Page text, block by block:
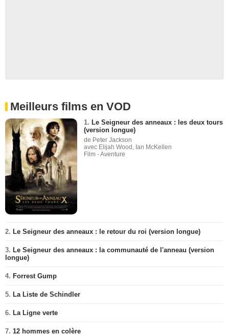
Meilleurs films en VOD
1. Le Seigneur des anneaux : les deux tours
(version longue)
de Peter Jackson
avec Elijah Wood, Ian McKellen
Film - Aventure
2. Le Seigneur des anneaux : le retour du roi (version longue)
3. Le Seigneur des anneaux : la communauté de l'anneau (version
longue)
4. Forrest Gump
5. La Liste de Schindler
6. La Ligne verte
7. 12 hommes en colère